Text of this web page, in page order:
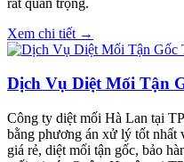
Xem chi tiết →
Dịch Vụ Diệt Mối Tận
Công ty diệt mối Hà Lan tại
bằng phương án xử lý tốt nhất
giá rẻ, diệt mối tận gốc, bảo